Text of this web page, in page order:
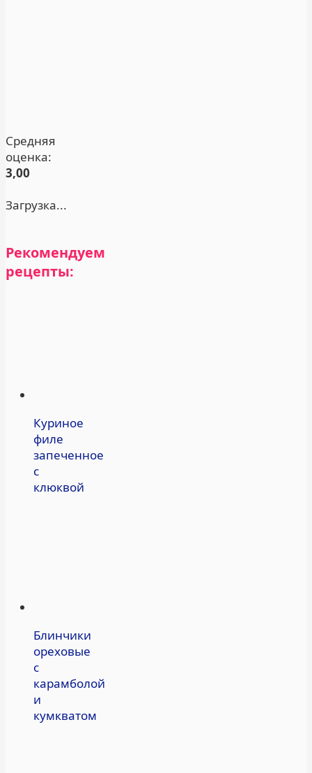
Средняя
оценка:
3,00
Загрузка...
Рекомендуем
рецепты:
Куриное
филе
запеченное
с
клюквой
Блинчики
ореховые
с
карамболой
и
кумкватом